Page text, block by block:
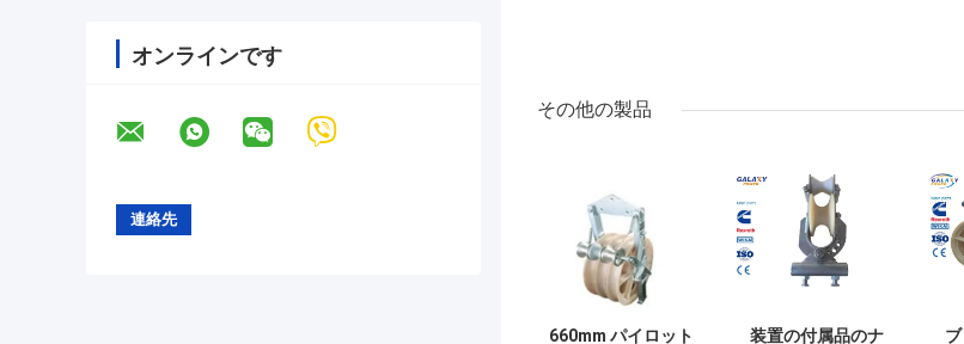
オンラインです
その他の製品
660mm パイロット
装置の付属品のナ